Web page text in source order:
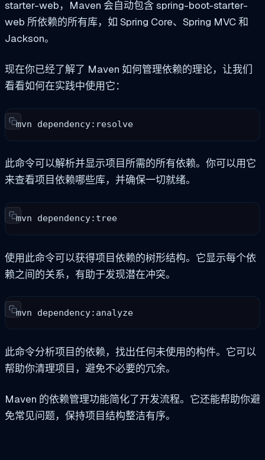
starter-web，Maven 会自动包含 spring-boot-starter-
web 所依赖的所有库，如 Spring Core、Spring MVC 和
Jackson。
现在你已经了解了 Maven 如何管理依赖的理论，让我们
看看如何在实践中使用它：
mvn dependency:resolve
此命令可以解析并显示项目所需的所有依赖。你可以用它
来查看项目依赖哪些库，并确保一切就绪。
mvn dependency:tree
使用此命令可以获得项目依赖的树形结构。它显示每个依
赖之间的关系，有助于发现潜在冲突。
mvn dependency:analyze
此命令分析项目的依赖，找出任何未使用的构件。它可以
帮助你清理项目，避免不必要的冗余。
Maven 的依赖管理功能简化了开发流程。它还能帮助你避
免常见问题，保持项目结构整洁有序。